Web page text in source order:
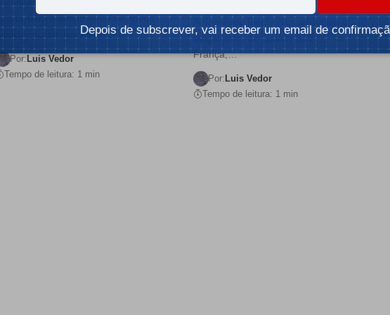
quarta-feira o lançamento de novos
minicomputadores All-in-One.…
Por: Luis Vedor
Tempo de leitura: 1 min
lançamento do Galaxy S10 5G na
França,…
Por: Luis Vedor
Tempo de leitura: 1 min
Depois de subscrever, vai receber um email de